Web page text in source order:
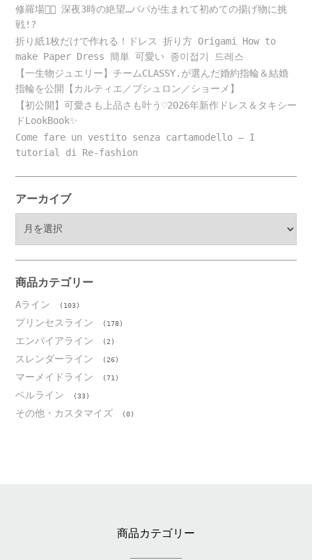
修羅場😵‍💫 深夜3時の絶望…パパが生まれて初めての揚げ物に挑
戦!?
折り紙1枚だけで作れる！ドレス 折り方 Origami How to
make Paper Dress 簡単 可愛い 종이접기 드레스
【一生物ジュエリー】チームCLASSY.が選んだ婚約指輪＆結婚
指輪を公開【カルティエ／ブシュロン／ショーメ】
【初公開】可愛さも上品さも叶う♡2026年新作ドレス＆タキシー
ドLookBook✨
Come fare un vestito senza cartamodello – I
tutorial di Re-fashion
アーカイブ
ブ
商品カテゴリー
Aライン (103)
プリンセスライン (178)
エンパイアライン (2)
スレンダーライン (26)
マーメイドライン (71)
ベルライン (33)
その他・カスタマイズ (0)
商品カテゴリー